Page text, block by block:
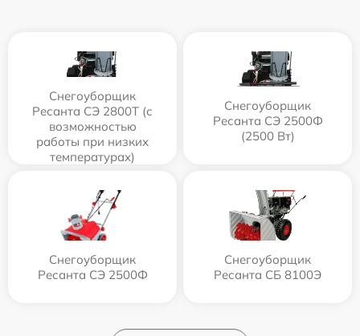
Снегоуборщик
Ресанта СЭ 2800Т (с
возможностью
работы при низких
температурах)
Снегоуборщик
Ресанта СЭ 2500Ф
(2500 Вт)
Снегоуборщик
Ресанта СЭ 2500Ф
Снегоуборщик
Ресанта СБ 8100Э